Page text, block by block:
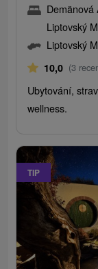
Demänová
Liptovský
Liptovský
10,0 (3
Ubytování,
wellness.
TIP